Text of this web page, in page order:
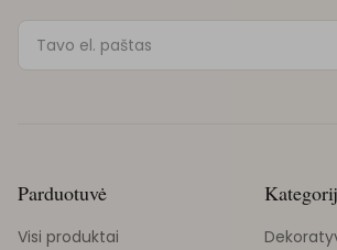
Parduotuvė
Visi produktai